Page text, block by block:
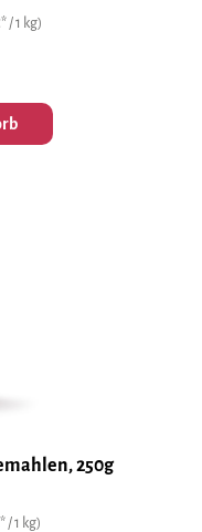
/ 1 kg)
250g
/ 1 kg)